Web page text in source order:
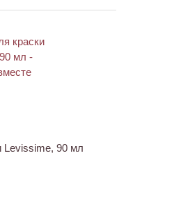
Levissime, 90 мл